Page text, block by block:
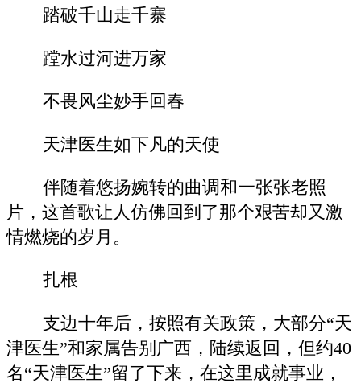
踏破千山走千寨
蹚水过河进万家
不畏风尘妙手回春
天津医生如下凡的天使
伴随着悠扬婉转的曲调和一张张老照
片，这首歌让人仿佛回到了那个艰苦却又激
情燃烧的岁月。
扎根
支边十年后，按照有关政策，大部分“天
津医生”和家属告别广西，陆续返回，但约40
名“天津医生”留了下来，在这里成就事业，